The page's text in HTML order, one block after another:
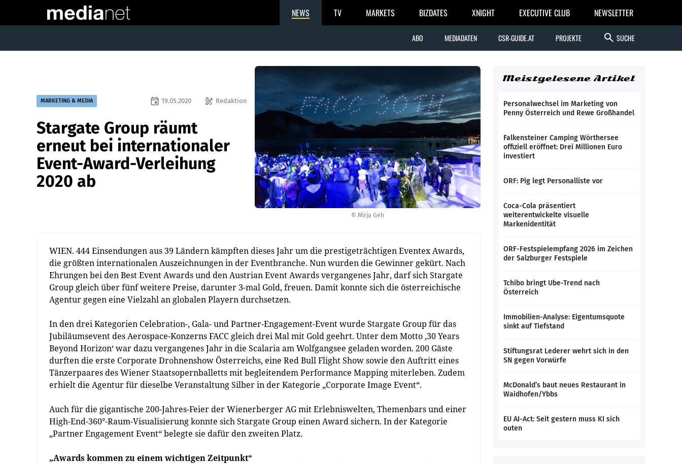
NEWS TV MARKETS BIZDATES XNIGHT EXECUTIVE CLUB NEWSLETTER
ABO MEDIADATEN CSR-GUIDE.AT PROJEKTE search SUCHE
© Mirja Geh
MARKETING & MEDIA draw Redaktion
event 19.05.2020
Stargate Group räumt
erneut bei internationaler
Event-Award-Verleihung
2020 ab
WIEN. 444 Einsendungen aus 39 Ländern kämpften dieses Jahr um die prestigeträchtigen Eventex Awards,
die größten internationalen Auszeichnungen in der Eventbranche. Nun wurden die Gewinner gekürt. Nach
Ehrungen bei den Best Event Awards und den Austrian Event Awards vergangenes Jahr, darf sich Stargate
Group gleich über fünf weitere Preise, darunter 3-mal Gold, freuen. Damit konnte sich die österreichische
Agentur gegen eine Vielzahl an globalen Playern durchsetzen.
In den drei Kategorien Celebration-, Gala- und Partner-Engagement-Event wurde Stargate Group für das
Jubiläumsevent des Aerospace-Konzerns FACC gleich drei Mal mit Gold geehrt. Unter dem Motto ‚30 Years
Beyond Horizon‘ war dazu vergangenes Jahr in die Scalaria am Wolfgangsee geladen worden. 200 Gäste
durften die erste Corporate Drohnenshow Österreichs, eine Red Bull Flight Show sowie den Auftritt eines
Tänzerpaares des Wiener Staatsopernballetts mit begleitendem Performance Mapping miterleben. Zudem
erhielt die Agentur für dieselbe Veranstaltung Silber in der Kategorie „Corporate Image Event“.
Auch für die gigantische 200-Jahres-Feier der Wienerberger AG mit Erlebniswelten, Themenbars und einer
High-End-360°-Raum-Visualisierung konnte sich Stargate Group einen Award sichern. In der Kategorie
„Partner Engagement Event“ belegte sie dafür den zweiten Platz.
„Awards kommen zu einem wichtigen Zeitpunkt“
Meistgelesene Artikel
Personalwechsel im Marketing von
Penny Österreich und Rewe Großhandel
Falkensteiner Camping Wörthersee
offiziell eröffnet: Drei Millionen Euro
investiert
ORF: Pig legt Personalliste vor
Coca-Cola präsentiert
weiterentwickelte visuelle
Markenidentität
ORF-Festspielempfang 2026 im Zeichen
der Salzburger Festspiele
Tchibo bringt Ube-Trend nach
Österreich
Immobilien-Analyse: Eigentumsquote
sinkt auf Tiefstand
Stiftungsrat Lederer wehrt sich in den
SN gegen Vorwürfe
McDonald’s baut neues Restaurant in
Waidhofen/Ybbs
EU AI-Act: Seit gestern muss KI sich
outen